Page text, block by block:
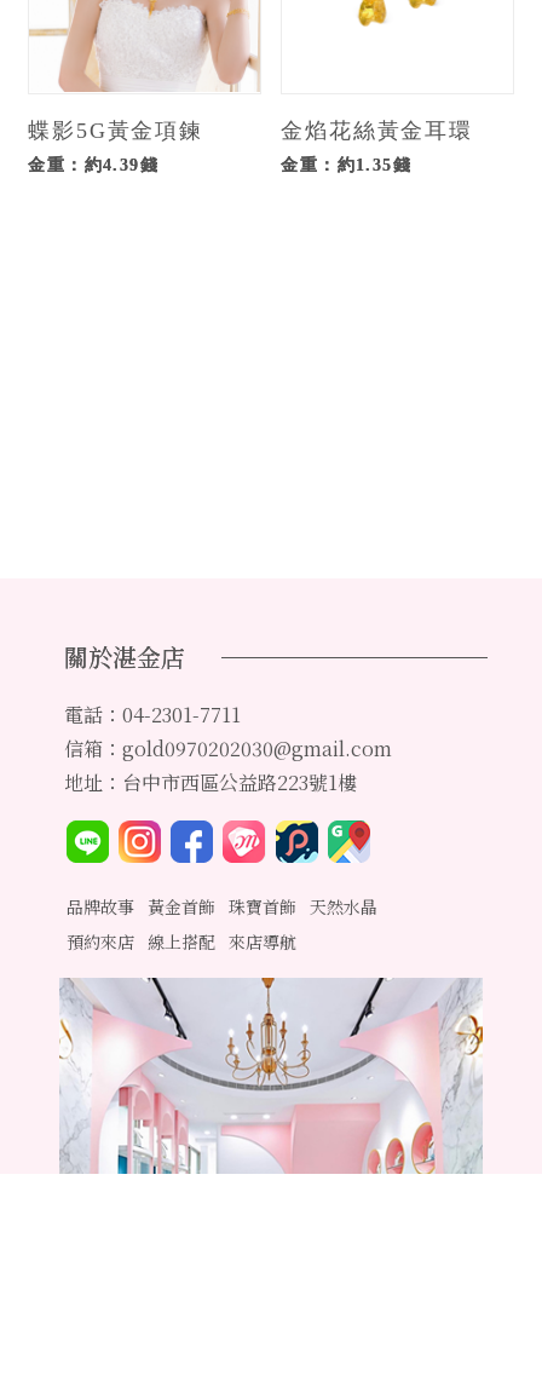
蝶影5G黃金項鍊
金重：約4.39錢
金焰花絲黃金耳環
金重：約1.35錢
關於湛金店
電話：04-2301-7711
信箱：gold0970202030@gmail.com
地址：台中市西區公益路223號1樓
品牌故事 黃金首飾 珠寶首飾 天然水晶
預約來店
線上搭配 來店導航